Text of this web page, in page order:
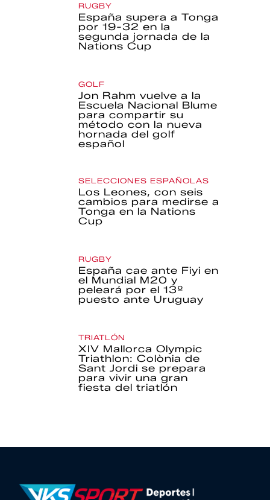
RUGBY
España supera a Tonga
por 19-32 en la
segunda jornada de la
Nations Cup
GOLF
Jon Rahm vuelve a la
Escuela Nacional Blume
para compartir su
método con la nueva
hornada del golf
español
SELECCIONES ESPAÑOLAS
Los Leones, con seis
cambios para medirse a
Tonga en la Nations
Cup
RUGBY
España cae ante Fiyi en
el Mundial M20 y
peleará por el 13º
puesto ante Uruguay
TRIATLÓN
XIV Mallorca Olympic
Triathlon: Colònia de
Sant Jordi se prepara
para vivir una gran
fiesta del triatlón